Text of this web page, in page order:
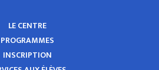
LE CENTRE
PROGRAMMES
INSCRIPTION